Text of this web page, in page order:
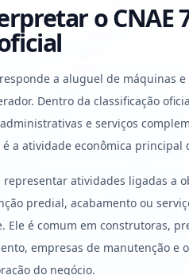
o CNAE
a aluguel de máquinas
Dentro da classificação
e serviços
a atividade econômica principal
representar atividades ligadas a
predial, acabamento ou
Ele é comum em construtoras,
empresas de manutenção e
do negócio.